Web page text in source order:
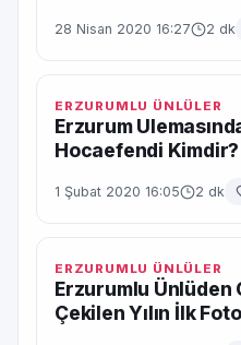
28 Nisan 2020 16:27 2 dk
ERZURUMLU ÜNLÜLER
Erzurum
Hocaefendi Kimdir?
1 Şubat 2020 16:05 2 dk
ERZURUMLU ÜNLÜLER
Erzurumlu Ünlüden
Çekilen Yılın İlk